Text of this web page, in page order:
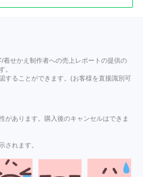
着せかえ制作者への売上レポートの提供の
。
することができます。(お客様を直接識別可
があります。購入後のキャンセルはできま
されます。